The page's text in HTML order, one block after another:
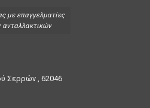
με επαγγελματίες
ανταλλακτικών
Σερρών , 62046